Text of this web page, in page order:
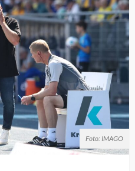
Foto: IMAGO